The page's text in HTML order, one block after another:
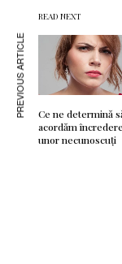
READ NEXT
Ce ne determină
acordăm încredere
unor necunoscuți
PREVIOUS ARTICLE